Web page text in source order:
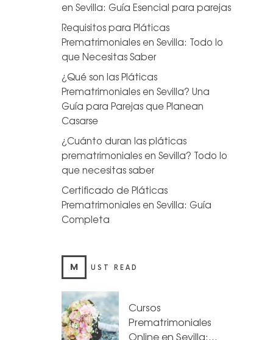
en Sevilla: Guía Esencial para parejas
Requisitos para Pláticas
Prematrimoniales en Sevilla: Todo lo
que Necesitas Saber
¿Qué son las Pláticas
Prematrimoniales en Sevilla? Una
Guía para Parejas que Planean
Casarse
¿Cuánto duran las pláticas
prematrimoniales en Sevilla? Todo lo
que necesitas saber
Certificado de Pláticas
Prematrimoniales en Sevilla: Guía
Completa
M UST READ
Cursos
Prematrimoniales
Online en Sevilla:…